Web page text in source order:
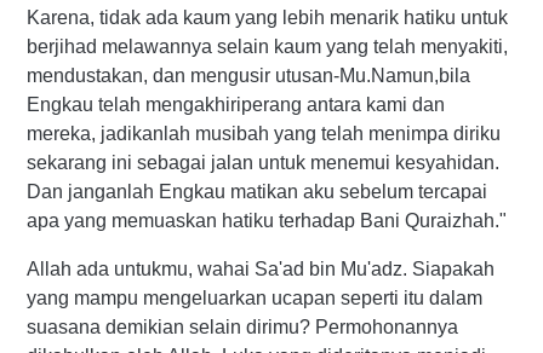
Karena, tidak ada kaum yang lebih menarik hatiku untuk
berjihad melawannya selain kaum yang telah menyakiti,
mendustakan, dan mengusir utusan-Mu.Namun,bila
Engkau telah mengakhiriperang antara kami dan
mereka, jadikanlah musibah yang telah menimpa diriku
sekarang ini sebagai jalan untuk menemui kesyahidan.
Dan janganlah Engkau matikan aku sebelum tercapai
apa yang memuaskan hatiku terhadap Bani Quraizhah."
Allah ada untukmu, wahai Sa'ad bin Mu'adz. Siapakah
yang mampu mengeluarkan ucapan seperti itu dalam
suasana demikian selain dirimu? Permohonannya